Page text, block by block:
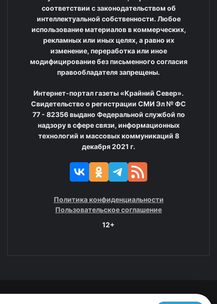
соответствии с законодательством об
интеллектуальной собственности. Любое
использование материалов в коммерческих,
рекламных или иных целях, а равно их
изменение, переработка или иное
модифицирование без письменного согласия
правообладателя запрещены.
Интернет-портал газеты «Крайний Север».
Свидетельство о регистрации СМИ Эл № ФС
77 - 82356 выдано Федеральной службой по
надзору в сфере связи, информационных
технологий и массовых коммуникаций 8
декабря 2021 г.
Политика конфиденциальности
Пользовательское соглашение
12+
© 2008—2025 ГАУ ЧАО «Издательство «Крайний Север»